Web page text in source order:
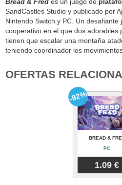
SandCastles Studio y publicado por
Nintendo Switch y PC. Un
cooperativo en el que dos adorables
tienen que escalar una montaña
teniendo coordinador los
OFERTAS
BREAD &
PC
1.09 €
-92%